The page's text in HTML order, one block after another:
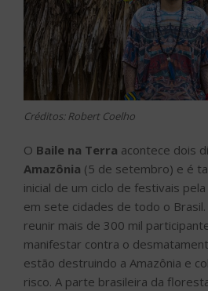
Créditos: Robert Coelho
O Baile na Terra acontece dois
Amazônia (5 de setembro) e é
inicial de um ciclo de festivais
em sete cidades de todo o
reunir mais de 300 mil
manifestar contra o
estão destruindo a Amazônia e
risco. A parte brasileira da